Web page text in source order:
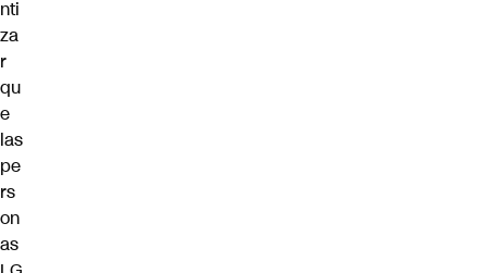
nti
za
r
qu
e
las
pe
rs
on
as